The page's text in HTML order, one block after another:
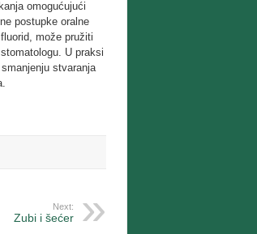
omogućujući
postupke oralne
može pružiti
U praksi
stvaranja
Next:
Zubi i šećer